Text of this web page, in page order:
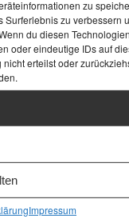
zu
Surferlebnis zu verbessern
du diesen
oder eindeutige IDs auf
erteilst oder
Impressum